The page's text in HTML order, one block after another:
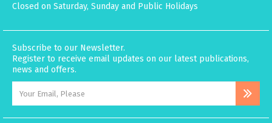
Closed on Saturday, Sunday and Public Holidays
Subscribe to our Newsletter.
Register to receive email updates on our latest publications,
news and offers.